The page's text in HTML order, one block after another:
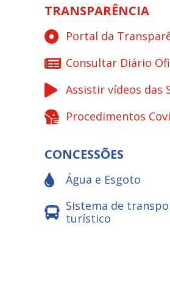
TRANSPARÊNCIA
Portal da
Consultar Diário
Assistir vídeos das
Procedimentos
CONCESSÕES
Água e Esgoto
Sistema de
turístico